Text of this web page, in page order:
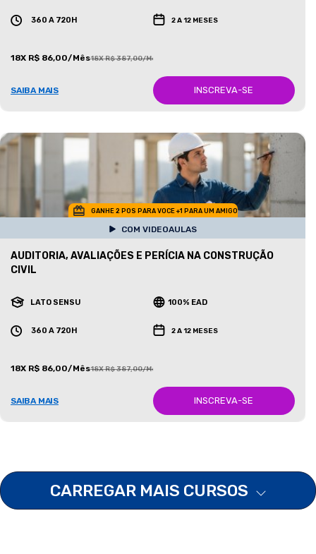
360 A 720H 2 A 12 MESES
18X R$ 86,00/Mês18X R$ 387,00/Mês
SAIBA MAIS INSCREVA-SE
GANHE 2 POS PARA VOCE +1 PARA UM AMIGO
COM VIDEOAULAS
AUDITORIA, AVALIAÇÕES E PERÍCIA NA CONSTRUÇÃO
CIVIL
LATO SENSU 100% EAD
360 A 720H 2 A 12 MESES
18X R$ 86,00/Mês18X R$ 387,00/Mês
SAIBA MAIS INSCREVA-SE
CARREGAR MAIS CURSOS